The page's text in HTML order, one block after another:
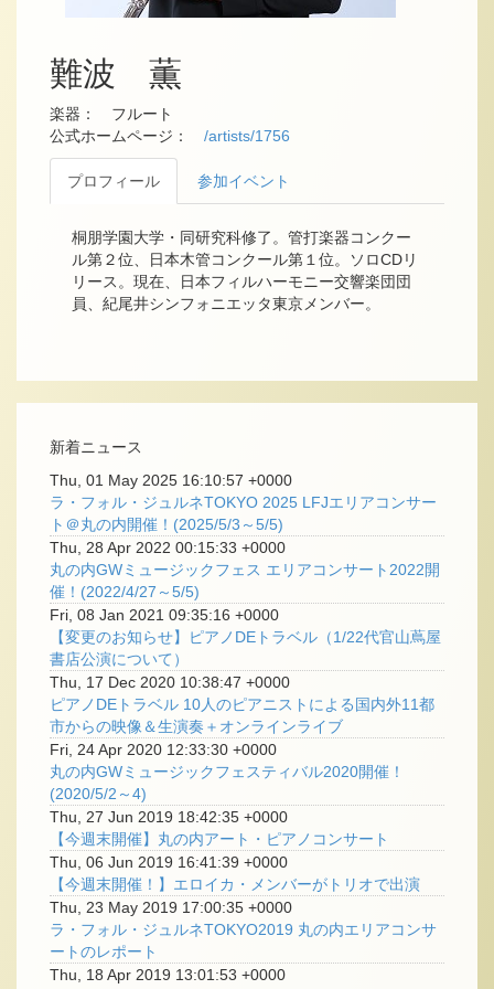
難波 薫
楽器： フルート
公式ホームページ： /artists/1756
プロフィール 参加イベント
桐朋学園大学・同研究科修了。管打楽器コンクー
ル第２位、日本木管コンクール第１位。ソロCDリ
リース。現在、日本フィルハーモニー交響楽団団
員、紀尾井シンフォニエッタ東京メンバー。
新着ニュース
Thu, 01 May 2025 16:10:57 +0000
ラ・フォル・ジュルネTOKYO 2025 LFJエリアコンサー
ト＠丸の内開催！(2025/5/3～5/5)
Thu, 28 Apr 2022 00:15:33 +0000
丸の内GWミュージックフェス エリアコンサート2022開
催！(2022/4/27～5/5)
Fri, 08 Jan 2021 09:35:16 +0000
【変更のお知らせ】ピアノDEトラベル（1/22代官山蔦屋
書店公演について）
Thu, 17 Dec 2020 10:38:47 +0000
ピアノDEトラベル 10人のピアニストによる国内外11都
市からの映像＆生演奏＋オンラインライブ
Fri, 24 Apr 2020 12:33:30 +0000
丸の内GWミュージックフェスティバル2020開催！
(2020/5/2～4)
Thu, 27 Jun 2019 18:42:35 +0000
【今週末開催】丸の内アート・ピアノコンサート
Thu, 06 Jun 2019 16:41:39 +0000
【今週末開催！】エロイカ・メンバーがトリオで出演
Thu, 23 May 2019 17:00:35 +0000
ラ・フォル・ジュルネTOKYO2019 丸の内エリアコンサ
ートのレポート
Thu, 18 Apr 2019 13:01:53 +0000